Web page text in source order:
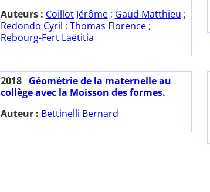
Auteurs : Coillot Jérôme; Gaud Matthieu ;
Redondo Cyril ; Thomas Florence;
Rebourg-Fert Laëtitia
2018
Géométrie de la maternelle au
collège avec la Moisson des formes.
Auteur : Bettinelli Bernard